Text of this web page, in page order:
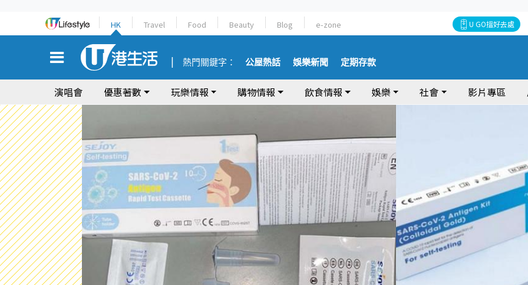
HK Travel Food Beauty Blog e-zone U GO搵好去處
熱門關鍵字： 公屋熱話 娛樂新聞 定期存款
演唱會 優惠著數 玩樂情報 購物情報 飲食情報 娛樂 社會 影片專區